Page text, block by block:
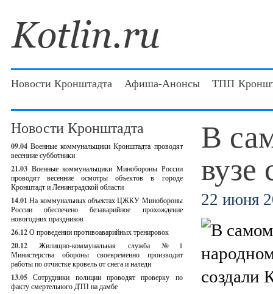
Новости Кронштадта Афиша-Анонсы ТПП
Новости Кронштадта
09.04 Военные коммунальщики Кронштадта проводят
весенние субботники
21.03 Военные коммунальщики Минобороны России
проводят весенние осмотры объектов в городе
Кронштадт и Ленинградской области
14.01 На коммунальных объектах ЦЖКУ Минобороны
России обеспечено безаварийное прохождение
новогодних праздников
26.12О проведении противоаварийных тренировок
20.12
Жилищно-коммунальная служба №1
Министерства обороны своевременно производит
работы по отчистке кровель от снега и наледи
13.05 Сотрудники полиции проводят проверку по
факту смертельного ДТП на дамбе
В
22 июня